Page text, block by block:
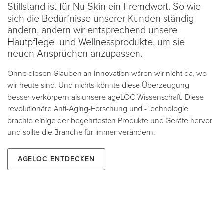
Stillstand ist für Nu Skin ein Fremdwort. So wie
sich die Bedürfnisse unserer Kunden ständig
ändern, ändern wir entsprechend unsere
Hautpflege- und Wellnessprodukte, um sie
neuen Ansprüchen anzupassen.
Ohne diesen Glauben an Innovation wären wir nicht da, wo
wir heute sind. Und nichts könnte diese Überzeugung
besser verkörpern als unsere ageLOC Wissenschaft. Diese
revolutionäre Anti-Aging-Forschung und -Technologie
brachte einige der begehrtesten Produkte und Geräte hervor
und sollte die Branche für immer verändern.
ageLOC entdecken